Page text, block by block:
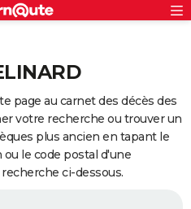
page au carnet des décès des
votre recherche ou trouver un
plus ancien en tapant le
le code postal d'une
ci-dessous.